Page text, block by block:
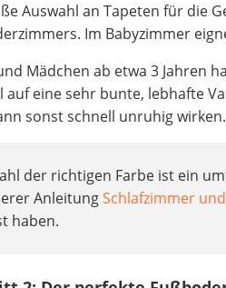
Auswahl an Tapeten für die
Im Babyzimmer
Mädchen ab etwa 3 Jahren
auf eine sehr bunte, lebhafte
sonst schnell unruhig wirken.
der richtigen Farbe ist ein
AnleitungSchlafzimmer
haben.